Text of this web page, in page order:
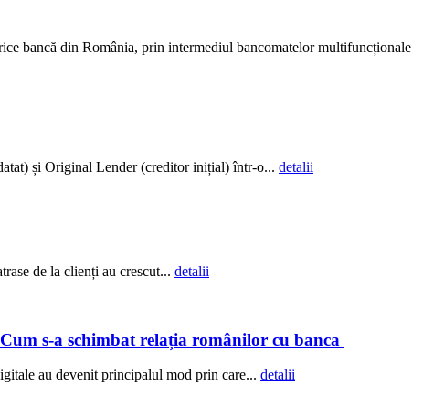
bancă din România, prin intermediul bancomatelor multifuncționale
și Original Lender (creditor inițial) într-o... detalii
de la clienți au crescut... detalii
s-a schimbat relația românilor cu banca
au devenit principalul mod prin care... detalii